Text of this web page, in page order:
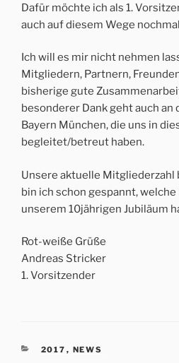
Dafür möchte ich als 1.
auch auf diesem Wege
Ich will es mir nicht nehmen
Mitgliedern, Partnern,
bisherige gute
besonderer Dank geht auch an
Bayern München, die uns in
begleitet/betreut haben.
Unsere aktuelle Mitgliederzahl
bin ich schon gespannt,
unserem 10jährigen Jubiläum
Rot-weiße Grüße
Andreas Stricker
1. Vorsitzender
KATEGORIEN
2017 , NEWS